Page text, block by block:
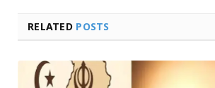
RELATED POSTS